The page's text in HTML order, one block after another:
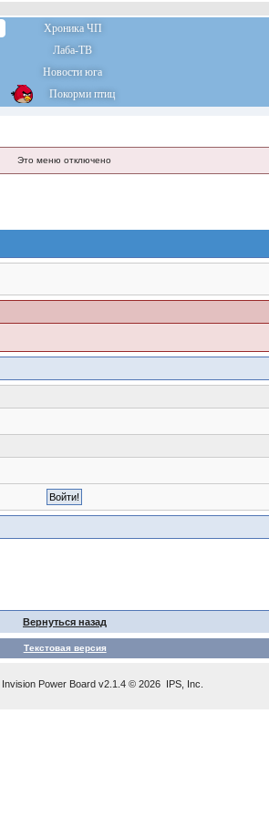
Хроника ЧП
Лаба-ТВ
Новости юга
Покорми птиц
Это меню отключено
Вернуться назад
Текстовая версия
Invision Power Board v2.1.4 © 2026 IPS, Inc.